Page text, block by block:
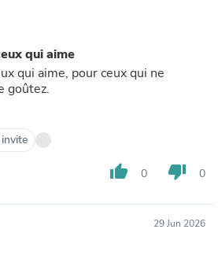
qui aime
qui aime, pour ceux qui ne
goûtez.
thumb_up 0 thumb_down 0
29 Jun 2026